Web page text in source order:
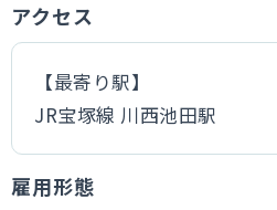
アクセス
【最寄り駅】
JR宝塚線 川西池田駅
雇用形態